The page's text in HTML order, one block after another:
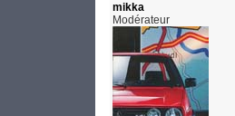
mikka
Modérateur